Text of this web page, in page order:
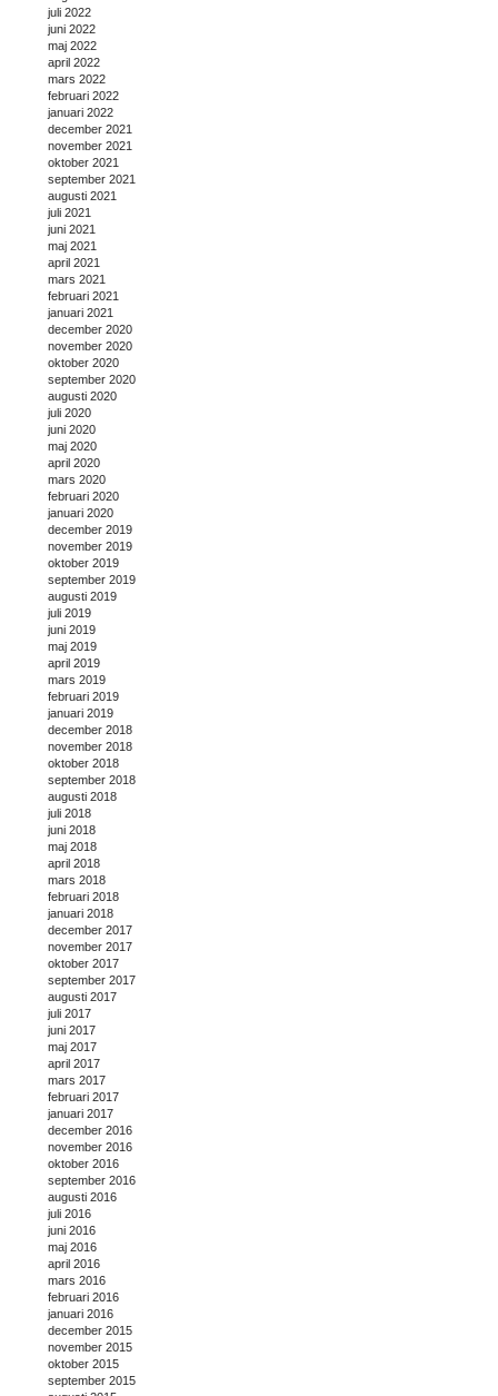
juli 2022
juni 2022
maj 2022
april 2022
mars 2022
februari 2022
januari 2022
december 2021
november 2021
oktober 2021
september 2021
augusti 2021
juli 2021
juni 2021
maj 2021
april 2021
mars 2021
februari 2021
januari 2021
december 2020
november 2020
oktober 2020
september 2020
augusti 2020
juli 2020
juni 2020
maj 2020
april 2020
mars 2020
februari 2020
januari 2020
december 2019
november 2019
oktober 2019
september 2019
augusti 2019
juli 2019
juni 2019
maj 2019
april 2019
mars 2019
februari 2019
januari 2019
december 2018
november 2018
oktober 2018
september 2018
augusti 2018
juli 2018
juni 2018
maj 2018
april 2018
mars 2018
februari 2018
januari 2018
december 2017
november 2017
oktober 2017
september 2017
augusti 2017
juli 2017
juni 2017
maj 2017
april 2017
mars 2017
februari 2017
januari 2017
december 2016
november 2016
oktober 2016
september 2016
augusti 2016
juli 2016
juni 2016
maj 2016
april 2016
mars 2016
februari 2016
januari 2016
december 2015
november 2015
oktober 2015
september 2015